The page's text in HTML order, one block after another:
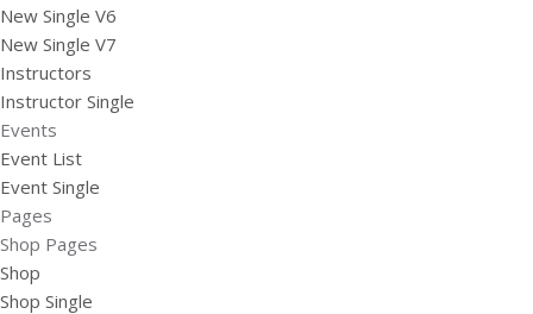
New Single V6
New Single V7
Instructors
Instructor Single
Events
Event List
Event Single
Pages
Shop Pages
Shop
Shop Single